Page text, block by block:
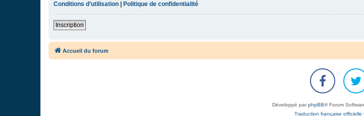
Conditions d’utilisation
Politique de confidentialité
Inscription
Accueil du forum
Développé parphpBB® Forum
Traduction française officielle